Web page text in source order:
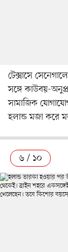
টেক্সাসে
সঙ্গে কাউবয়-
সামাজিক
হলান্ড মজা করে
৬ / ১০